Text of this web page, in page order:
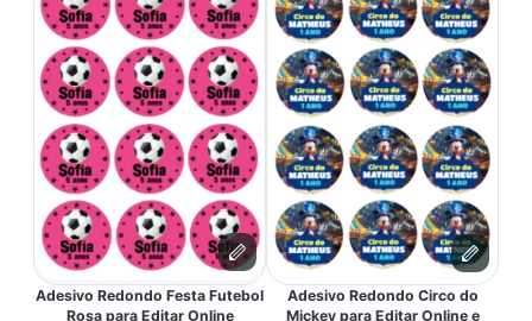
Adesivo Redondo Festa Futebol
Rosa para Editar Online
Adesivo Redondo Circo do
Mickey para Editar Online e